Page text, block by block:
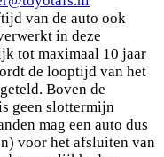
van de auto ook
in deze
tot maximaal 10 jaar
de looptijd van het
Boven de
geen slottermijn
mag een auto dus
voor het afsluiten van